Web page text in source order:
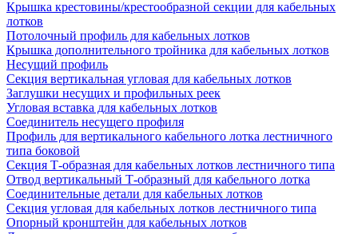
Крышка крестовины/крестообразной секции для кабельных
лотков
Потолочный профиль для кабельных лотков
Крышка дополнительного тройника для кабельных лотков
Несущий профиль
Секция вертикальная угловая для кабельных лотков
Заглушки несущих и профильных реек
Угловая вставка для кабельных лотков
Соединитель несущего профиля
Профиль для вертикального кабельного лотка лестничного
типа боковой
Секция Т-образная для кабельных лотков лестничного типа
Отвод вертикальный Т-образный для кабельного лотка
Соединительные детали для кабельных лотков
Секция угловая для кабельных лотков лестничного типа
Опорный кронштейн для кабельных лотков